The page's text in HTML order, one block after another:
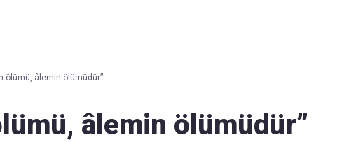
ölümü, âlemin ölümüdür”
âlemin ölümüdür”